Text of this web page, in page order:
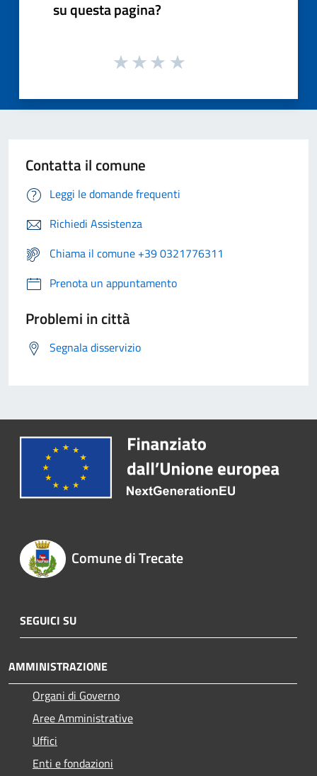
su questa pagina?
Contatta il comune
Leggi le domande frequenti
Richiedi Assistenza
Chiama il comune +39 0321776311
Prenota un appuntamento
Problemi in città
Segnala disservizio
Comune di Trecate
SEGUICI SU
AMMINISTRAZIONE
Organi di Governo
Aree Amministrative
Uffici
Enti e fondazioni